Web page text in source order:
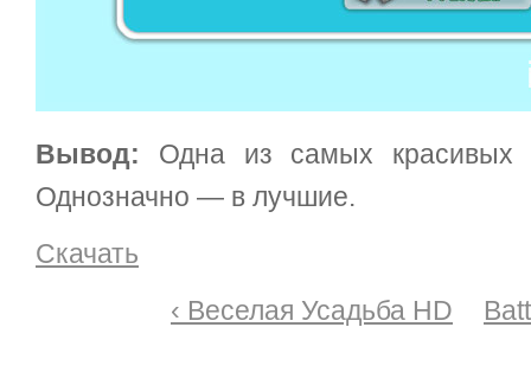
Вывод: Одна из самых
Однозначно — в лучшие.
Скачать
‹ Веселая Усадьба HD